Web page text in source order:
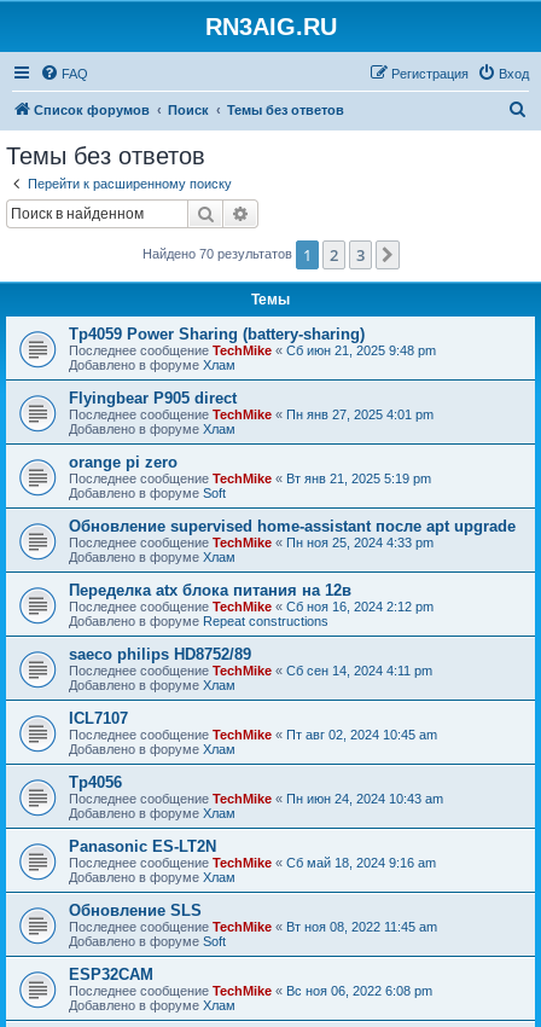
RN3AIG.RU
FAQ Вход
Регистрация
Список форумов Поиск Темы без ответов
Темы без ответов
Перейти к расширенному поиску
Поиск
Найдено 70 результатов 1 2 3
Темы
Tp4059 Power Sharing (battery-sharing)
Последнее сообщение TechMike « Сб июн 21, 2025 9:48 pm
Добавлено в форуме Хлам
Flyingbear P905 direct
Последнее сообщение TechMike « Пн янв 27, 2025 4:01 pm
Добавлено в форуме Хлам
orange pi zero
Последнее сообщение TechMike « Вт янв 21, 2025 5:19 pm
Добавлено в форуме Soft
Обновление supervised home-assistant после apt upgrade
Последнее сообщение TechMike « Пн ноя 25, 2024 4:33 pm
Добавлено в форуме Хлам
Переделка atx блока питания на 12в
Последнее сообщение TechMike « Сб ноя 16, 2024 2:12 pm
Добавлено в форуме Repeat constructions
saeco philips HD8752/89
Последнее сообщение TechMike « Сб сен 14, 2024 4:11 pm
Добавлено в форуме Хлам
ICL7107
Последнее сообщение TechMike « Пт авг 02, 2024 10:45 am
Добавлено в форуме Хлам
Tp4056
Последнее сообщение TechMike « Пн июн 24, 2024 10:43 am
Добавлено в форуме Хлам
Panasonic ES-LT2N
Последнее сообщение TechMike « Сб май 18, 2024 9:16 am
Добавлено в форуме Хлам
Обновление SLS
Последнее сообщение TechMike « Вт ноя 08, 2022 11:45 am
Добавлено в форуме Soft
ESP32CAM
Последнее сообщение TechMike « Вс ноя 06, 2022 6:08 pm
Добавлено в форуме Хлам